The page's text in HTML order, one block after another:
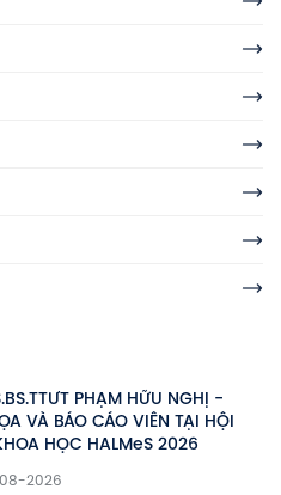
PHẠM HỮU NGHỊ -
VÀ BÁO CÁO VIÊN TẠI HỘI
HỌC HALMeS 2026
2026